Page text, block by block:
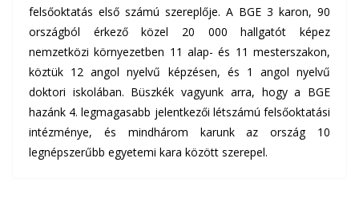
felsőoktatás első számú szereplője. A BGE 3 karon, 90
országból érkező közel 20 000 hallgatót képez
nemzetközi környezetben 11 alap- és 11 mesterszakon,
köztük 12 angol nyelvű képzésen, és 1 angol nyelvű
doktori iskolában. Büszkék vagyunk arra, hogy a BGE
hazánk 4. legmagasabb jelentkezői létszámú felsőoktatási
intézménye, és mindhárom karunk az ország 10
legnépszerűbb egyetemi kara között szerepel.